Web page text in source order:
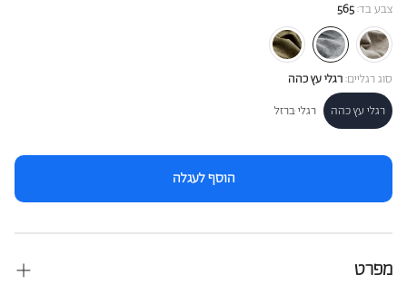
צבע בד:565
סוג רגליים:רגלי עץ כהה
רגלי עץ כהה
רגלי ברזל
הוסף לעגלה
מפרט